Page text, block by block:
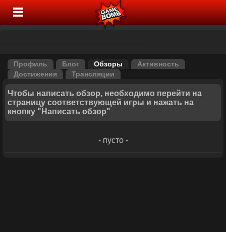
Профиль Блог Обзоры
Активность
Достижения
Трансляции
Чтобы написать обзор, необходимо перейти на
страницу соответствующей игры и нажать на
кнопку "Написать обзор"
- пусто -